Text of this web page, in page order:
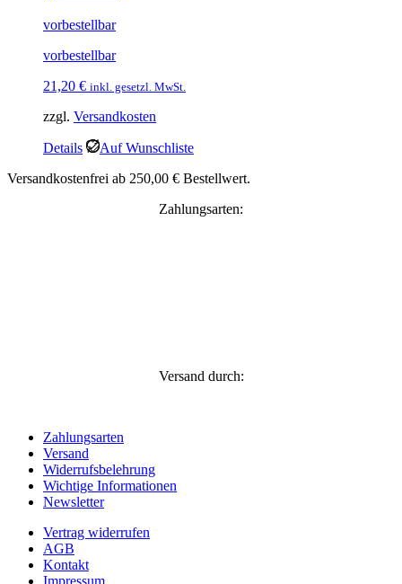
vorbestellbar
vorbestellbar
21,20 € inkl. gesetzl. MwSt.
zzgl. Versandkosten
Details
Auf Wunschliste
Versandkostenfrei ab 250,00 € Bestellwert.
Zahlungsarten:
Versand durch:
Zahlungsarten
Versand
Widerrufsbelehrung
Wichtige Informationen
Newsletter
Vertrag widerrufen
AGB
Kontakt